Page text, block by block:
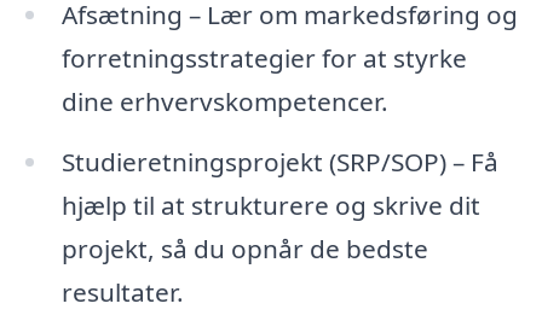
Afsætning – Lær om markedsføring og
forretningsstrategier for at styrke
dine erhvervskompetencer.
Studieretningsprojekt (SRP/SOP) – Få
hjælp til at strukturere og skrive dit
projekt, så du opnår de bedste
resultater.